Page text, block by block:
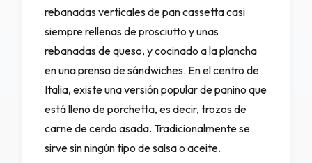
rebanadas verticales de pan cassetta casi
siempre rellenas deprosciutto y unas
rebanadas de queso, y cocinado a la plancha
en una prensa de sándwiches. En el centro de
Italia, existe una versión popular de panino que
está lleno deporchetta, es decir, trozos de
carne de cerdo asada. Tradicionalmente se
sirve sin ningún tipo de salsa o aceite.